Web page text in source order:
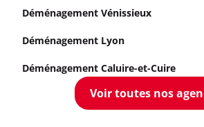
Déménagement Vénissieux
Déménagement Lyon
Déménagement Caluire-et-Cuire
Voir toutes nos